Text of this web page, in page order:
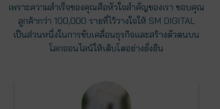
เพราะความสำเร็จของคุณคือหัวใจสำคัญของเรา ขอบคุณ
ลูกค้ากว่า 100,000 รายที่ไว้วางใจให้ SM DIGITAL
เป็นส่วนหนึ่งในการขับเคลื่อนธุรกิจและสร้างตัวตนบน
โลกออนไลน์ให้เติบโตอย่างยั่งยืน